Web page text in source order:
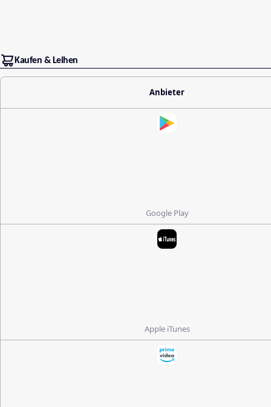
Kaufen & Leihen
Anbieter
Google Play
Apple iTunes